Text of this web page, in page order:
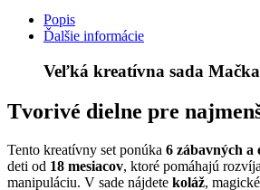
Popis
Ďalšie informácie
Veľká kreatívna sada
Tvorivé dielne pre
Tento kreatívny set ponúka 6 zábavných
deti od 18 mesiacov, ktoré pomáhajú
manipuláciu. V sade nájdete koláž, magické